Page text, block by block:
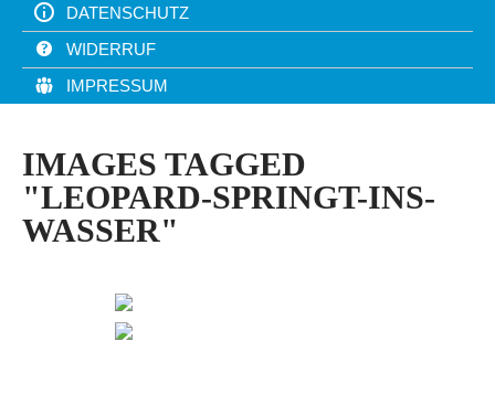
DATENSCHUTZ
WIDERRUF
IMPRESSUM
IMAGES TAGGED
"LEOPARD-SPRINGT-INS-
WASSER"